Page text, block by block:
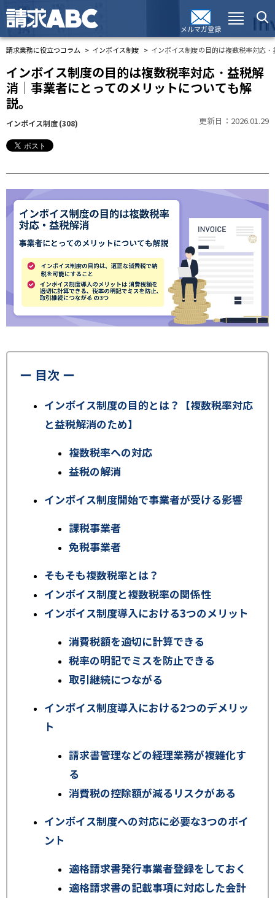
メルマガ登録
請求業務に役立つコラム インボイス制度 インボイス制度の目的は複数税率対応
インボイス制度の目的は複数税率対応・益税解
消｜事業者にとってのメリットについても解
説。
インボイス制度 (308) 更新日：2026.01.29
ー 目次 ー
インボイス制度の目的とは？【複数税率対応
と益税解消のため】
複数税率への対応
益税の解消
インボイス制度開始で事業者が受ける影響
課税事業者
免税事業者
そもそも複数税率とは？
インボイス制度と複数税率の関係性
インボイス制度導入における3つのメリット
消費税額を適切に計算できる
税率の明記でミスを防止できる
取引継続につながる
インボイス制度導入における2つのデメリッ
ト
請求書管理などの経理業務が複雑化す
る
消費税の控除額が減るリスクがある
インボイス制度への対応に必要な3つのポイ
ント
適格請求書発行事業者登録をしておく
適格請求書の記載事項に対応した会計